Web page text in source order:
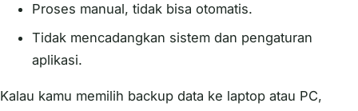
Proses manual, tidak bisa otomatis.
Tidak mencadangkan sistem dan pengaturan
aplikasi.
Kalau kamu memilih backup data ke laptop atau PC,